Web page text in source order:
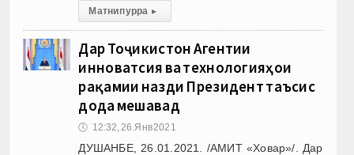
Матни пурра ▸
Дар Тоҷикистон Агентии
инноватсия ва технологияҳои
рақамии назди Президент таъсис
дода мешавад
🕔 12:32, 26.Янв 2021
ДУШАНБЕ, 26.01.2021. /АМИТ «Ховар»/. Дар